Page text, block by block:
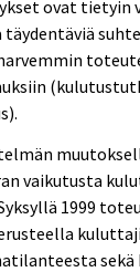
ovat tietyin
vaikutusta
1999
sekä